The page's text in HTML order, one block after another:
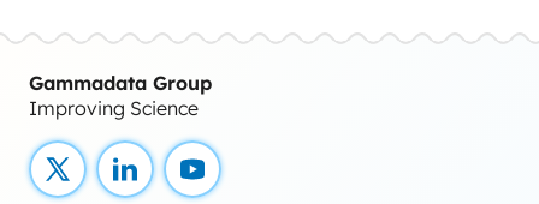
Gammadata Group
Improving Science
X LinkedInYouTube